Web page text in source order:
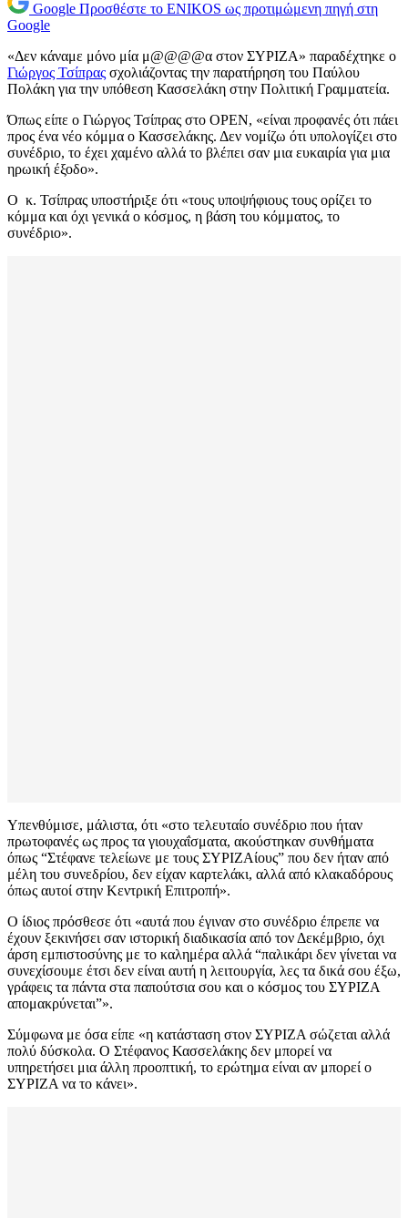
Google Προσθέστε το ENIKOS ως προτιμώμενη πηγή στη
Google
«Δεν κάναμε μόνο μία μ@@@@α στον ΣΥΡΙΖΑ» παραδέχτηκε ο
Γιώργος Τσίπρας σχολιάζοντας την παρατήρηση του Παύλου
Πολάκη για την υπόθεση Κασσελάκη στην Πολιτική Γραμματεία.
Όπως είπε ο Γιώργος Τσίπρας στο OPEN, «είναι προφανές ότι πάει
προς ένα νέο κόμμα ο Κασσελάκης. Δεν νομίζω ότι υπολογίζει στο
συνέδριο, το έχει χαμένο αλλά το βλέπει σαν μια ευκαιρία για μια
ηρωική έξοδο».
Ο κ. Τσίπρας υποστήριξε ότι «τους υποψήφιους τους ορίζει το
κόμμα και όχι γενικά ο κόσμος, η βάση του κόμματος, το
συνέδριο».
Υπενθύμισε, μάλιστα, ότι «στο τελευταίο συνέδριο που ήταν
πρωτοφανές ως προς τα γιουχαΐσματα, ακούστηκαν συνθήματα
όπως “Στέφανε τελείωνε με τους ΣΥΡΙΖΑίους” που δεν ήταν από
μέλη του συνεδρίου, δεν είχαν καρτελάκι, αλλά από κλακαδόρους
όπως αυτοί στην Κεντρική Επιτροπή».
Ο ίδιος πρόσθεσε ότι «αυτά που έγιναν στο συνέδριο έπρεπε να
έχουν ξεκινήσει σαν ιστορική διαδικασία από τον Δεκέμβριο, όχι
άρση εμπιστοσύνης με το καλημέρα αλλά “παλικάρι δεν γίνεται να
συνεχίσουμε έτσι δεν είναι αυτή η λειτουργία, λες τα δικά σου έξω,
γράφεις τα πάντα στα παπούτσια σου και ο κόσμος του ΣΥΡΙΖΑ
απομακρύνεται”».
Σύμφωνα με όσα είπε «η κατάσταση στον ΣΥΡΙΖΑ σώζεται αλλά
πολύ δύσκολα. Ο Στέφανος Κασσελάκης δεν μπορεί να
υπηρετήσει μια άλλη προοπτική, το ερώτημα είναι αν μπορεί ο
ΣΥΡΙΖΑ να το κάνει».